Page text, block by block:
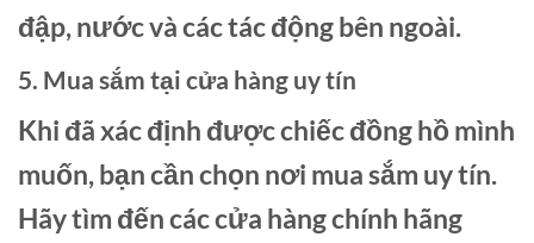
đập, nước và các tác động bên ngoài.
5. Mua sắm tại cửa hàng uy tín
Khi đã xác định được chiếc đồng hồ mình
muốn, bạn cần chọn nơi mua sắm uy tín.
Hãy tìm đến các cửa hàng chính hãng